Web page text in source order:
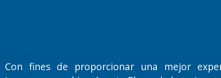
Primera edición: Domingo 3 de
Miembro de ADIRA,ADEPA y CPPAL
Con fines de proporcionar una mejor